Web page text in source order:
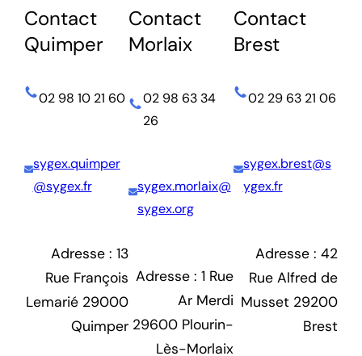
Contact
Quimper
02 98 10 21 60
sygex.quimper
@sygex.fr
Adresse : 13
Rue François
Lemarié 29000
Quimper
Contact
Morlaix
02 98 63 34
26
sygex.morlaix@
sygex.org
Adresse : 1 Rue
Ar Merdi
29600 Plourin-
Lès-Morlaix
Contact
Brest
02 29 63 21 06
sygex.brest@s
ygex.fr
Adresse : 42
Rue Alfred de
Musset 29200
Brest